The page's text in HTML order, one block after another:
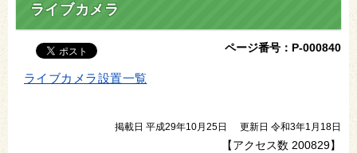
ライブカメラ
ページ番号：P-000840
ライブカメラ設置一覧
掲載日 平成29年10月25日 更新日 令和3年1月18日
【アクセス数 200829】